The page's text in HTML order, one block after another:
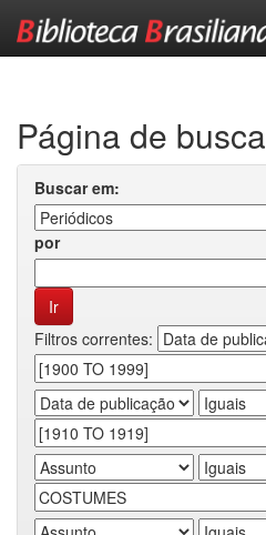
Página de busca
Buscar em:
por
Filtros correntes: